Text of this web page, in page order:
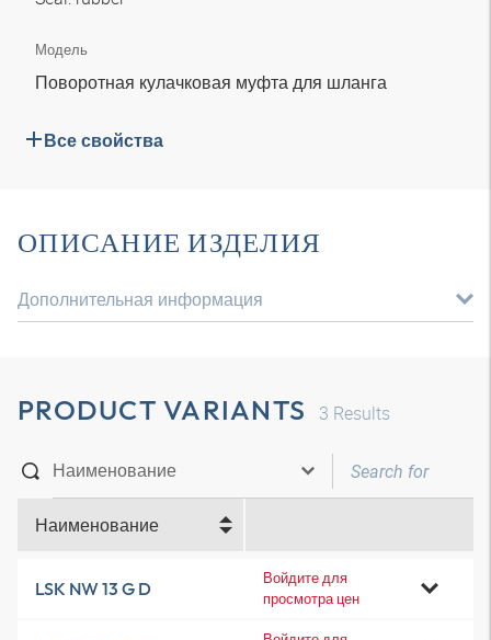
Модель
Поворотная кулачковая муфта для шланга
Все свойства
ОПИСАНИЕ ИЗДЕЛИЯ
Дополнительная информация
PRODUCT VARIANTS 3 Results
Наименование
LSK NW 13 G D
Войдите для
просмотра цен